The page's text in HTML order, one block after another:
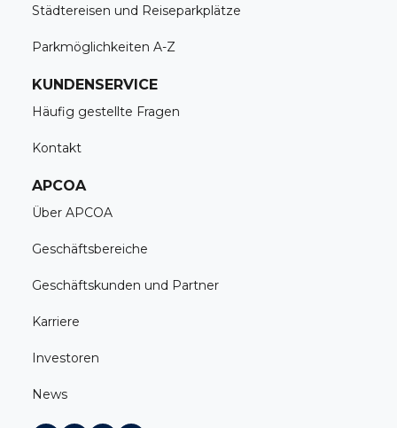
Städtereisen und Reiseparkplätze
Parkmöglichkeiten A-Z
KUNDENSERVICE
Häufig gestellte Fragen
Kontakt
APCOA
Über APCOA
Geschäftsbereiche
Geschäftskunden und Partner
Karriere
Investoren
News